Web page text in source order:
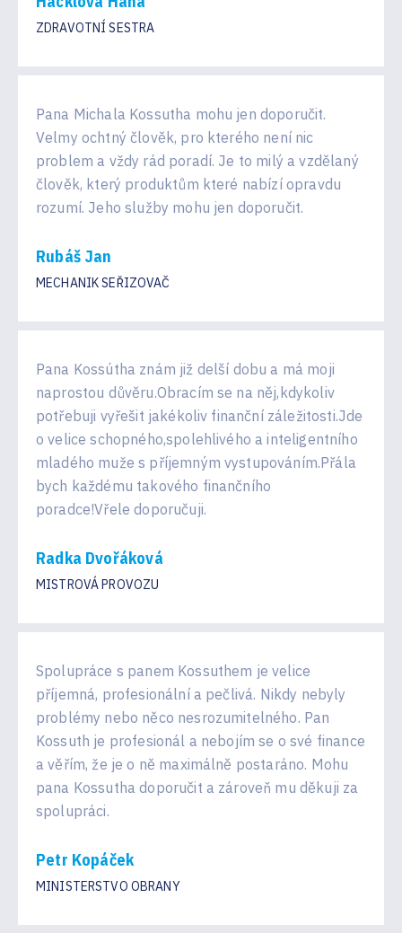
ZDRAVOTNÍ SESTRA
Pana Michala Kossutha mohu jen doporučit.
Velmy ochtný člověk, pro kterého není nic
problem a vždy rád poradí. Je to milý a vzdělaný
člověk, který produktům které nabízí opravdu
rozumí. Jeho služby mohu jen doporučit.
Rubáš Jan
MECHANIK SEŘIZOVAČ
Pana Kossútha znám již delší dobu a má moji
naprostou důvěru.Obracím se na něj,kdykoliv
potřebuji vyřešit jakékoliv finanční záležitosti.Jde
o velice schopného,spolehlivého a inteligentního
mladého muže s příjemným vystupováním.Přála
bych každému takového finančního
poradce!Vřele doporučuji.
Radka Dvořáková
MISTROVÁ PROVOZU
Spolupráce s panem Kossuthem je velice
příjemná, profesionální a pečlivá. Nikdy nebyly
problémy nebo něco nesrozumitelného. Pan
Kossuth je profesionál a nebojím se o své finance
a věřím, že je o ně maximálně postaráno. Mohu
pana Kossutha doporučit a zároveň mu děkuji za
spolupráci.
Petr Kopáček
MINISTERSTVO OBRANY